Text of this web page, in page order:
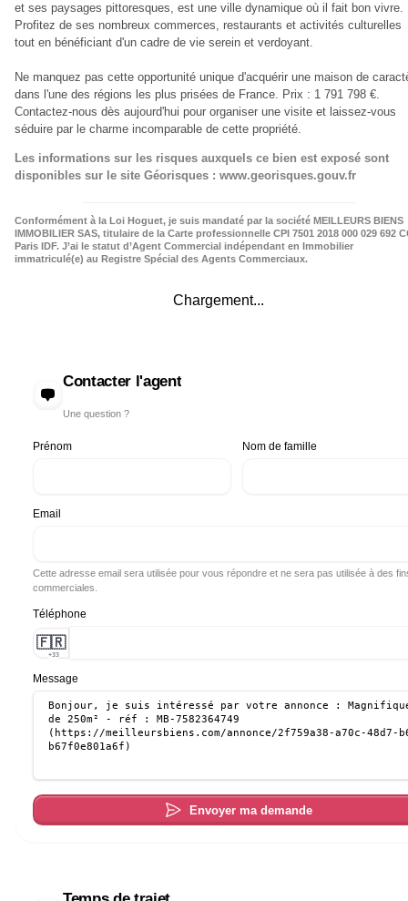
et ses paysages pittoresques, est une ville dynamique où il fait bon vivre.
Profitez de ses nombreux commerces, restaurants et activités culturelles
tout en bénéficiant d'un cadre de vie serein et verdoyant.
Ne manquez pas cette opportunité unique d'acquérir une maison de
dans l'une des régions les plus prisées de France. Prix : 1 791 798 €.
Contactez-nous dès aujourd'hui pour organiser une visite et laissez-vous
séduire par le charme incomparable de cette propriété.
Les informations sur les risques auxquels ce bien est exposé sont
disponibles sur le site Géorisques : www.georisques.gouv.fr
Conformément à la Loi Hoguet, je suis mandaté par la société MEILLEURS BIENS
IMMOBILIER SAS, titulaire de la Carte professionnelle CPI 7501 2018 000 029 692
Paris IDF. J’ai le statut d’Agent Commercial indépendant en Immobilier
immatriculé(e) au Registre Spécial des Agents Commerciaux.
Chargement...
Contacter l'agent
Une question ?
Prénom Nom de famille
Email
Cette adresse email sera utilisée pour vous répondre et ne sera pas utilisée à des
commerciales.
Téléphone
🇫🇷
+33
Message
Envoyer ma demande